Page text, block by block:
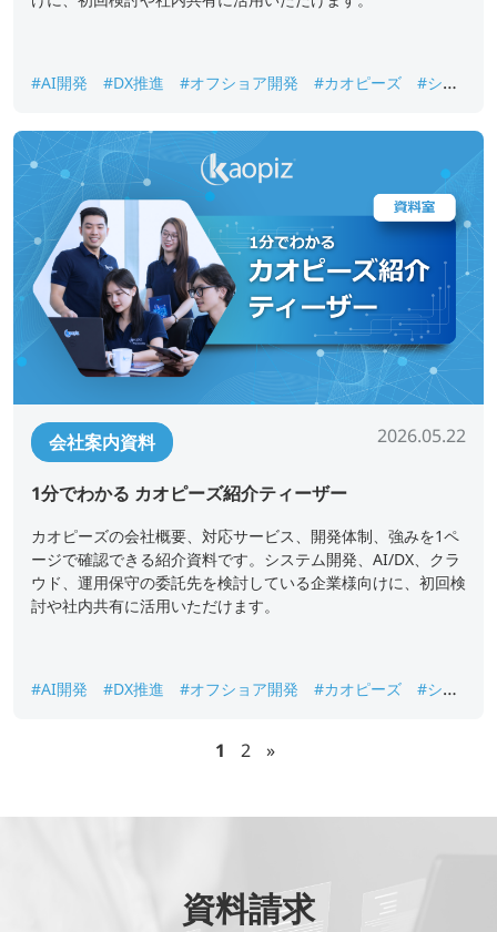
#AI開発 #DX推進 #オフショア開発 #カオピーズ
#シス
会社案内資料 2026.05.22
1分でわかる カオピーズ紹介ティーザー
カオピーズの会社概要、対応サービス、開発体制、強みを1ペ
ージで確認できる紹介資料です。システム開発、AI/DX、クラ
ウド、運用保守の委託先を検討している企業様向けに、初回検
討や社内共有に活用いただけます。
#AI開発 #DX推進 #オフショア開発 #カオピーズ
#シス
1 2 »
資料請求